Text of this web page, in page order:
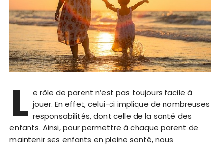
L e rôle de parent n’est pas toujours facile à
jouer. En effet, celui-ci implique de nombreuses
responsabilités, dont celle de la santé des
enfants. Ainsi, pour permettre à chaque parent de
maintenir ses enfants en pleine santé, nous